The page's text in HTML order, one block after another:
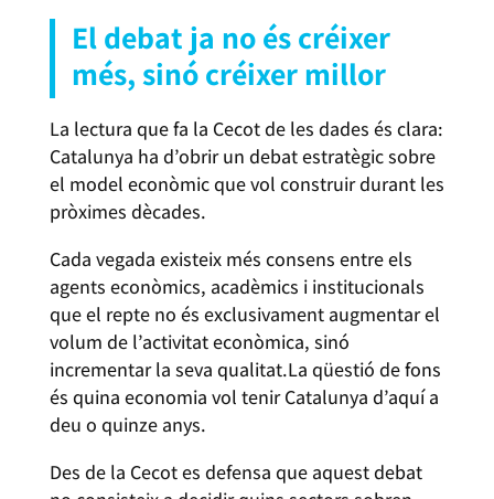
El debat ja no és créixer
més, sinó créixer millor
La lectura que fa la Cecot de les dades és clara:
Catalunya ha d’obrir un debat estratègic sobre
el model econòmic que vol construir durant les
pròximes dècades.
Cada vegada existeix més consens entre els
agents econòmics, acadèmics i institucionals
que el repte no és exclusivament augmentar el
volum de l’activitat econòmica, sinó
incrementar la seva qualitat.La qüestió de fons
és quina economia vol tenir Catalunya d’aquí a
deu o quinze anys.
Des de la Cecot es defensa que aquest debat